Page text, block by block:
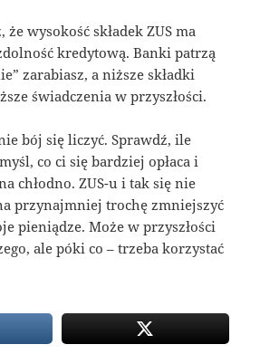
wysokość składek ZUS ma
kredytową. Banki patrzą
zarabiasz, a niższe składki
świadczenia w przyszłości.
bój się liczyć. Sprawdź, ile
co ci się bardziej opłaca i
chłodno. ZUS-u i tak się nie
przynajmniej trochę zmniejszyć
pieniądze. Może w przyszłości
ale póki co – trzeba korzystać